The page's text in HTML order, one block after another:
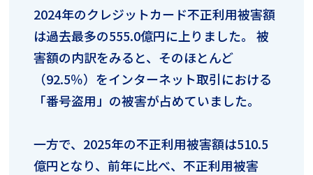
2024年のクレジットカード不正利用被害額
は過去最多の555.0億円に上りました。 被
害額の内訳をみると、そのほとんど
（92.5％）をインターネット取引における
「番号盗用」の被害が占めていました。
一方で、2025年の不正利用被害額は510.5
億円となり、前年に比べ、不正利用被害